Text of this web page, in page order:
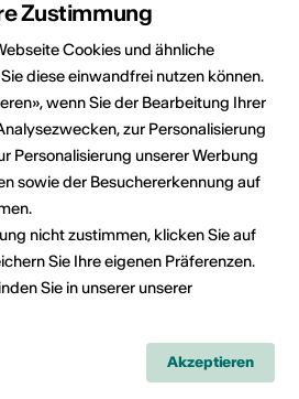
E-Mail
Webseite
Kantonales Amt für
Archäologie
Rue de la Piscine 10
Bâtiment C
1950 Sion
Telefon +41 (0)27 606 38 55
E-Mail
Zustimmung
Cookies und ähnliche
diese einwandfrei nutzen können.
wenn Sie der Bearbeitung Ihrer
zur Personalisierung
Personalisierung unserer Werbung
sowie der Besuchererkennung auf
nicht zustimmen, klicken Sie auf
Sie Ihre eigenen Präferenzen.
Sie in unserer unserer
Akzeptieren